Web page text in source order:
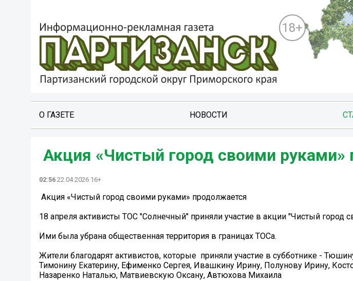
18+
О ГАЗЕТЕ НОВОСТИ
Акция «Чистый город своими
02:56 22.04.2026 16+
️ Акция «Чистый город своими руками» продолжается
18 апреля активисты ТОС "Солнечный" приняли участие в акции "Чистый город
Ими была убрана общественная территория в границах ТОСа.
Жители благодарят активистов, которые приняли участие в субботнике -
Тимонину Екатерину, Ефименко Сергея, Ивашкину Ирину, Полунову Ирину,
Назаренко Наталью, Матвиевскую Оксану, Автюхова Михаила